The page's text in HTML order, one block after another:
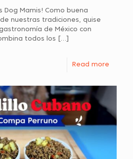
Dog Mamis! Como buena
nuestras tradiciones, quise
de México con
todos los […]
Read more